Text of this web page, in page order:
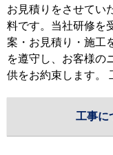
お見積りをさせてい
料です。当社研修を
案・お見積り・施工
を遵守し、お客様の
供をお約束します。
工事に